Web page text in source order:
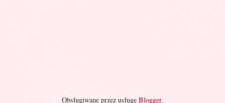
Obsługiwane przez usługę Blogger.